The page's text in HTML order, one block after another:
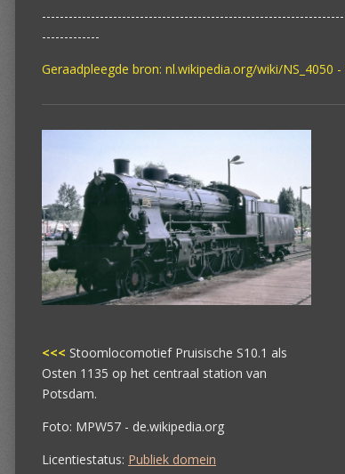
-------------
Geraadpleegde bron: nl.wikipedia.org/wiki/NS_4050
<<< Stoomlocomotief Pruisische S10.1 als
Osten 1135 op het centraal station van
Potsdam.
Foto: MPW57 - de.wikipedia.org
Licentiestatus: Publiek domein